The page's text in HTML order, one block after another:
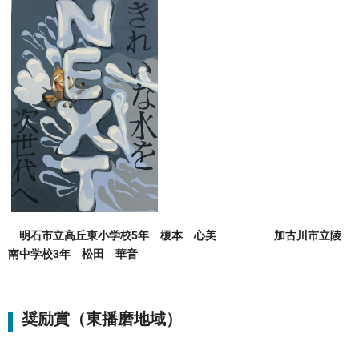
明石市立高丘東小学校5年 榎本 心美
加古川市立陵
南中学校3年 松田 華音
奨励賞（東播磨地域）